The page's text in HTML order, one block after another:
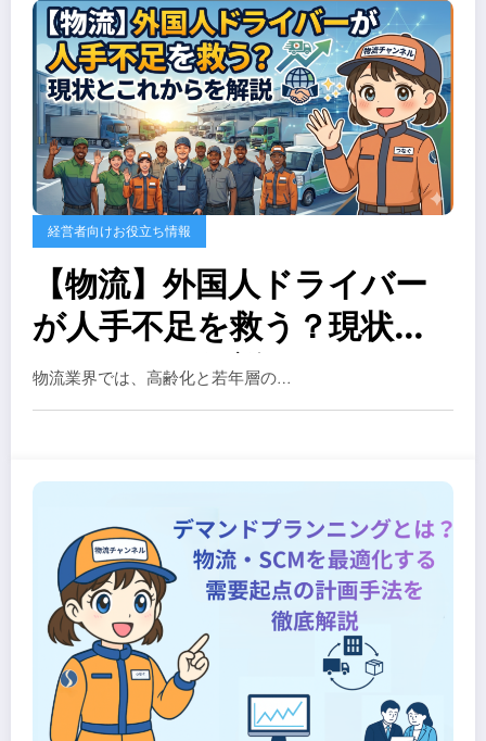
経営者向けお役立ち情報
【物流】外国人ドライバー
が人手不足を救う？現状と
これからを解説
物流業界では、高齢化と若年層の…